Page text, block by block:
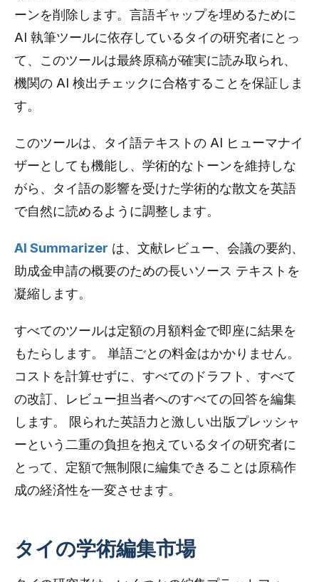
ーンを削除します。言語ギャップを埋めるために
AI 執筆ツールに依存しているタイの研究者にとっ
て、このツールは最終原稿が確実に読み取られ、
機関の AI 検出チェックに合格することを保証しま
す。
このツールは、タイ語テキストの AI ヒューマナイ
ザーとしても機能し、学術的なトーンを維持しな
がら、タイ語の影響を受けた学術的な散文を英語
で自然に読めるように調整します。
AI Summarizer は、文献レビュー、会議の要約、
助成金申請の概要のための長いソース テキストを
凝縮します。
すべてのツールは定額の月額料金で即座に結果を
もたらします。 単語ごとの料金はかかりません。
コストを計算せずに、すべてのドラフト、すべて
の改訂、レビュー担当者へのすべての回答を編集
します。 限られた英語力と激しい出版プレッシャ
ーという二重の負担を抱えているタイの研究者に
とって、定額で無制限に編集できることは原稿作
成の経済性を一変させます。
タイの学術編集市場